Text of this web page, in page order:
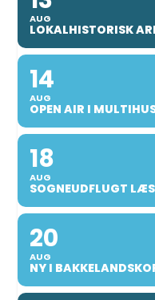
AUG
LOKALHISTORISK
14
AUG
OPEN AIR I
18
AUG
SOGNEUDFLUGT LÆS
20
AUG
NY I